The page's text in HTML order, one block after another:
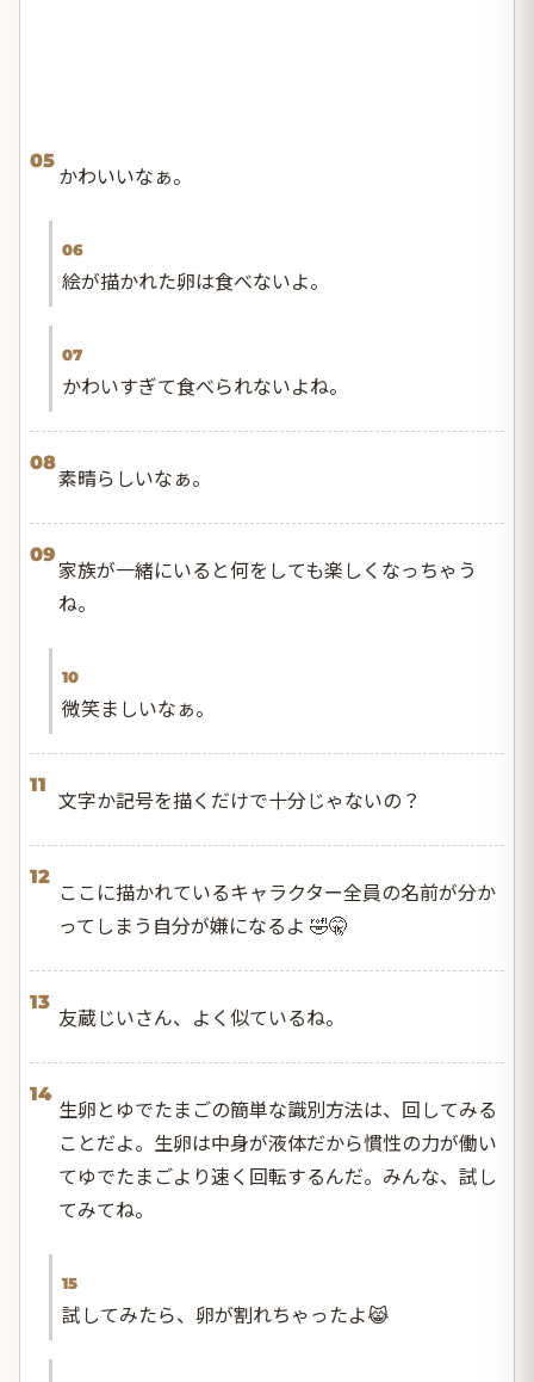
05
かわいいなぁ。
06
絵が描かれた卵は食べないよ。
07
かわいすぎて食べられないよね。
08
素晴らしいなぁ。
09
家族が一緒にいると何をしても楽しくなっちゃう
ね。
10
微笑ましいなぁ。
11
文字か記号を描くだけで十分じゃないの？
12
ここに描かれているキャラクター全員の名前が分か
ってしまう自分が嫌になるよ 🤣🤫
13
友蔵じいさん、よく似ているね。
14
生卵とゆでたまごの簡単な識別方法は、回してみる
ことだよ。生卵は中身が液体だから慣性の力が働い
てゆでたまごより速く回転するんだ。みんな、試し
てみてね。
15
試してみたら、卵が割れちゃったよ😹